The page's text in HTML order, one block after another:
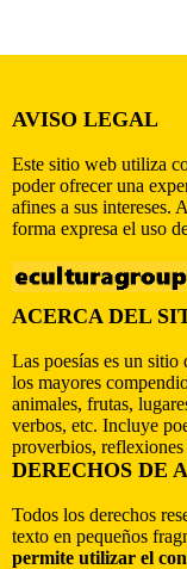
AVISO LEGAL
Este sitio web utiliza
poder ofrecer una
afines a sus intereses.
forma expresa el uso
ACERCA DEL
Las poesías es un sitio
los mayores
animales, frutas,
verbos, etc. Incluye
proverbios,
DERECHOS DE
Todos los derechos
texto en pequeños
permite utilizar el